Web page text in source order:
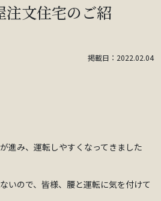
文住宅のご紹
掲載日：2022.02.04
進み、運転しやすくなってきました
いので、皆様、腰と運転に気を付けて